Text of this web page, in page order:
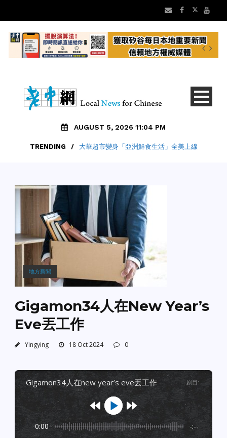
AUGUST 5, 2026 11:04 PM
TRENDING / 大華超市變身「亞洲鮮食生活」全美上線
地方新聞
Gigamon34人在New Year’s
Eve丟工作
Yingying 18 Oct 2024 0
gigamon34人在new year’s eve丟工作 剧目 :-
0:00 -:--